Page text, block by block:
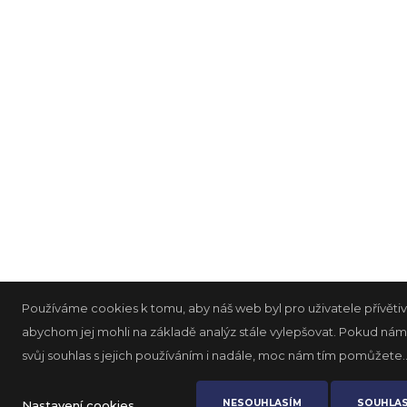
Používáme cookies k tomu, aby náš web byl pro uživatele
abychom jej mohli na základě analýz stále vylepšovat. Pokud
svůj souhlas s jejich používáním i nadále, moc nám tím
NESOUHLASÍM